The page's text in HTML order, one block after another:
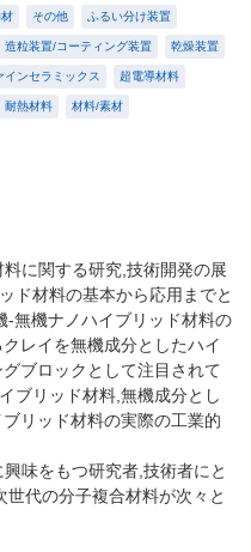
その他 ふるい分け装置
造粒装置/コーティング装置 乾燥装置
インセラミックス 超電導材料
耐熱材料 材料/素材
に関する研究,技術開発の展
ド材料の基本から応用までと
-無機ナノハイブリッド材料の
レイを無機成分としたハイ
ブロックとして注目されて
ブリッド材料,無機成分とし
リッド材料の実際の工業的
味をもつ研究者,技術者にと
代の分子複合材料が次々と